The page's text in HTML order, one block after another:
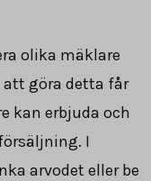
olika mäklare
att göra detta får
kan erbjuda och
I
arvodet eller be